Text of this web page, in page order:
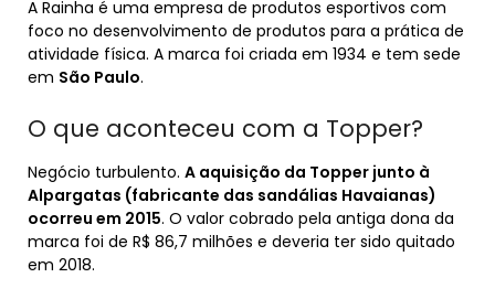
A Rainha é uma empresa de produtos esportivos com
foco no desenvolvimento de produtos para a prática de
atividade física. A marca foi criada em 1934 e tem sede
em São Paulo.
O que aconteceu com a Topper?
Negócio turbulento. A aquisição da Topper junto à
Alpargatas (fabricante das sandálias Havaianas)
ocorreu em 2015. O valor cobrado pela antiga dona da
marca foi de R$ 86,7 milhões e deveria ter sido quitado
em 2018.